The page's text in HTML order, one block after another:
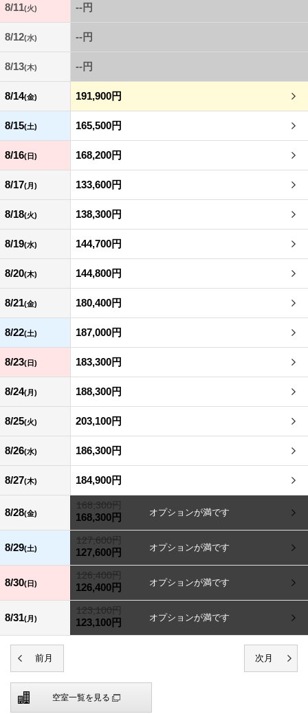
8/11(火) --円
8/12(水) --円
8/13(木) --円
8/14(金) 191,900円
8/15(土) 165,500円
8/16(日) 168,200円
8/17(月) 133,600円
8/18(火) 138,300円
8/19(水) 144,700円
8/20(木) 144,800円
8/21(金) 180,400円
8/22(土) 187,000円
8/23(日) 183,300円
8/24(月) 188,300円
8/25(火) 203,100円
8/26(水) 186,300円
8/27(木) 184,900円
8/28(金)
168,300円
168,300円
8/29(土)
127,600円
127,600円
8/30(日)
126,400円
126,400円
8/31(月)
123,100円
123,100円
空室一覧を見る